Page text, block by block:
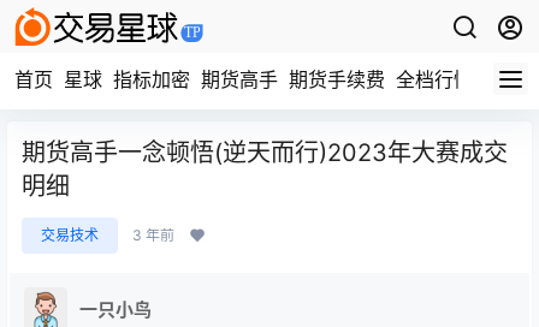
首页 星球 指标加密 期货高手 期货手续费 全档行情 视频
期货高手一念顿悟(逆天而行)2023年大赛成交
明细
交易技术 3 年前
一只小鸟